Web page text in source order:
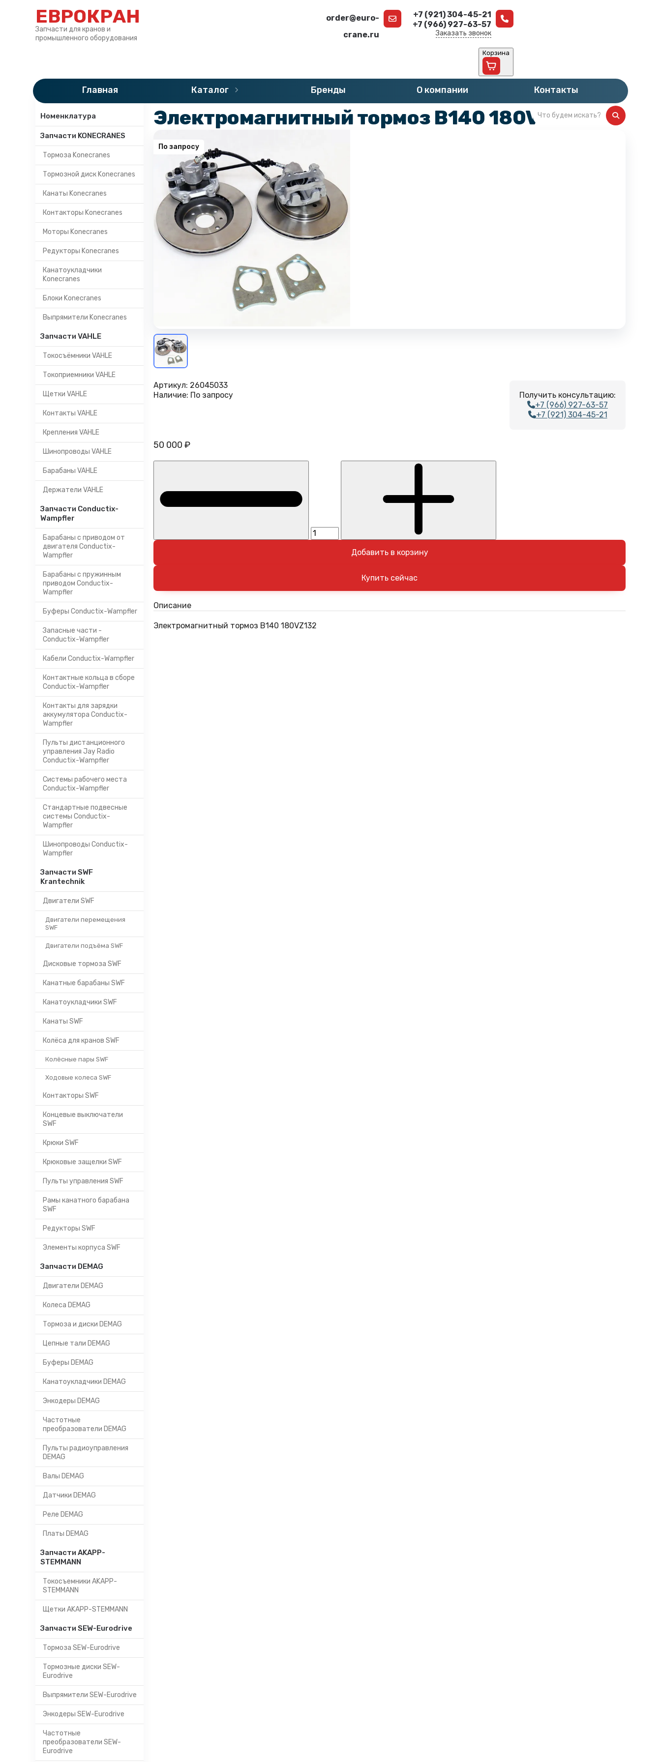
ЕВРОКРАН
Запчасти для кранов и
промышленного оборудования
order@euro-
crane.ru
+7 (921) 304-45-21
+7 (966) 927-63-57
Заказать звонок
Корзина
Главная Каталог Бренды О компании Контакты
Категории
Номенклатура
Запчасти KONECRANES
Тормоза Konecranes
Тормозной диск Konecranes
Канаты Konecranes
Контакторы Konecranes
Моторы Konecranes
Редукторы Konecranes
Канатоукладчики
Konecranes
Блоки Konecranes
Выпрямители Konecranes
Запчасти VAHLE
Токосъёмники VAHLE
Токоприемники VAHLE
Щетки VAHLE
Контакты VAHLE
Крепления VAHLE
Шинопроводы VAHLE
Барабаны VAHLE
Держатели VAHLE
Запчасти Conductix-
Wampfler
Барабаны с приводом от
двигателя Conductix-
Wampfler
Барабаны с пружинным
приводом Conductix-
Wampfler
Буферы Conductix-Wampfler
Запасные части -
Conductix-Wampfler
Кабели Conductix-Wampfler
Контактные кольца в сборе
Conductix-Wampfler
Контакты для зарядки
аккумулятора Conductix-
Wampfler
Пульты дистанционного
управления Jay Radio
Conductix-Wampfler
Системы рабочего места
Conductix-Wampfler
Стандартные подвесные
системы Conductix-
Wampfler
Шинопроводы Conductix-
Wampfler
Запчасти SWF
Krantechnik
Двигатели SWF
Двигатели перемещения
SWF
Двигатели подъёма SWF
Дисковые тормоза SWF
Канатные барабаны SWF
Канатоукладчики SWF
Канаты SWF
Колёса для кранов SWF
Колёсные пары SWF
Ходовые колеса SWF
Контакторы SWF
Концевые выключатели
SWF
Крюки SWF
Крюковые защелки SWF
Пульты управления SWF
Рамы канатного барабана
SWF
Редукторы SWF
Элементы корпуса SWF
Запчасти DEMAG
Двигатели DEMAG
Колеса DEMAG
Тормоза и диски DEMAG
Цепные тали DEMAG
Буферы DEMAG
Канатоукладчики DEMAG
Энкодеры DEMAG
Частотные
преобразователи DEMAG
Пульты радиоуправления
DEMAG
Валы DEMAG
Датчики DEMAG
Реле DEMAG
Платы DEMAG
Запчасти AKAPP-
STEMMANN
Токосъемники AKAPP-
STEMMANN
Щетки AKAPP-STEMMANN
Запчасти SEW-Eurodrive
Тормоза SEW-Eurodrive
Тормозные диски SEW-
Eurodrive
Выпрямители SEW-Eurodrive
Энкодеры SEW-Eurodrive
Частотные
преобразователи SEW-
Eurodrive
»Каталог » Запчасти DEMAG Тормоза и диски DEMAG
Электромагнитный тормоз B140 180VZ132
По запросу
Получить консультацию:
+7 (966) 927-63-57
+7 (921) 304-45-21
Артикул: 26045033
Наличие: По запросу
50 000 ₽
Добавить в корзину
Описание
Электромагнитный тормоз B140 180VZ132